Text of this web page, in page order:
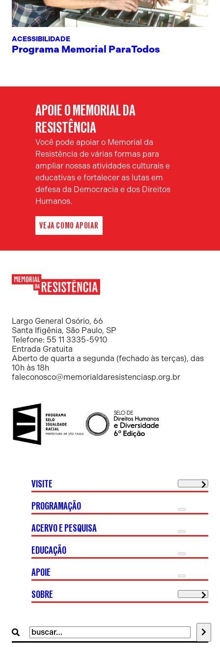
ACESSIBILIDADE
Programa Memorial ParaTodos
APOIE O MEMORIAL DA
RESISTÊNCIA
Você pode apoiar o Memorial da
Resistência de várias formas para
ampliar nossas atividades culturais e
educativas e fortalecer as lutas em
defesa da Democracia e dos Direitos
Humanos.
VEJA COMO APOIAR
Resistência
Largo General Osório, 66
Santa Ifigênia, São Paulo, SP
Telefone: 55 11 3335-5910
Entrada Gratuita
Aberto de quarta a segunda (fechado às terças), das
10h às 18h
faleconosco@memorialdaresistenciasp.org.br
Buscar
por:
VISITE
PROGRAMAÇÃO
ACERVO E PESQUISA
EDUCAÇÃO
APOIE
SOBRE